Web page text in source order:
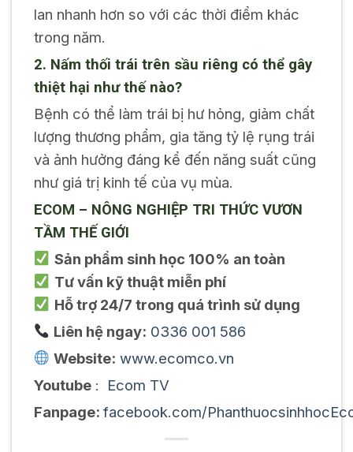
lan nhanh hơn so với các thời điểm khác
trong năm.
2. Nấm thối trái trên sầu riêng có thể gây
thiệt hại như thế nào?
Bệnh có thể làm trái bị hư hỏng, giảm chất
lượng thương phẩm, gia tăng tỷ lệ rụng trái
và ảnh hưởng đáng kể đến năng suất cũng
như giá trị kinh tế của vụ mùa.
ECOM – NÔNG NGHIỆP TRI THỨC VƯƠN
TẦM THẾ GIỚI
Sản phẩm sinh học 100% an toàn
Tư vấn kỹ thuật miễn phí
Hỗ trợ 24/7 trong quá trình sử dụng
Liên hệ ngay: 0336 001 586
Website: www.ecomco.vn
Youtube:
Ecom TV
Fanpage: facebook.com/